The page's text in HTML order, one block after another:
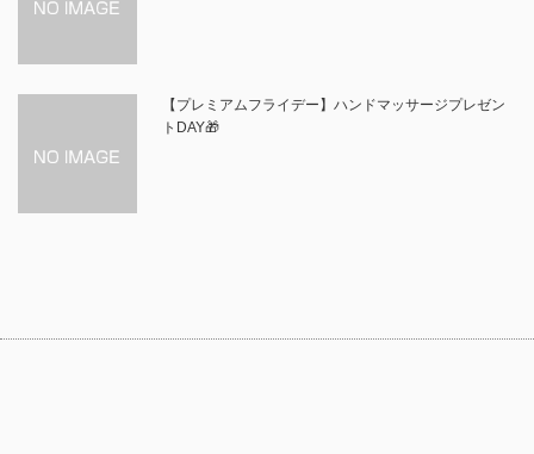
【プレミアムフライデー】ハンドマッサージプレゼン
トDAY🎁